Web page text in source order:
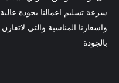
سرعة تسليم اعمالنا بجودة عالية
واسعارنا المناسبة والتي لاتقارن
بالجودة